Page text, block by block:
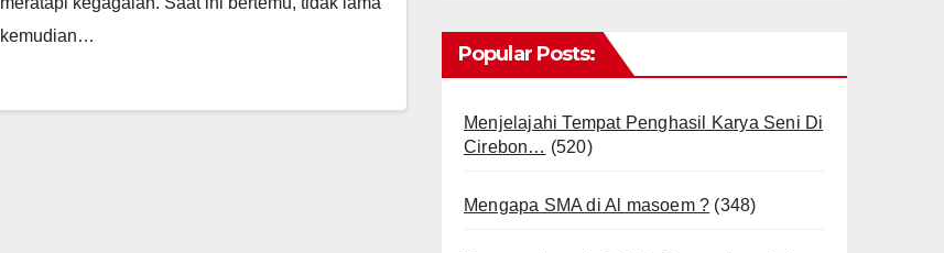
kemudian…
Popular Posts:
Menjelajahi Tempat Penghasil Karya Seni Di
Cirebon… (520)
Mengapa SMA di Al masoem ? (348)